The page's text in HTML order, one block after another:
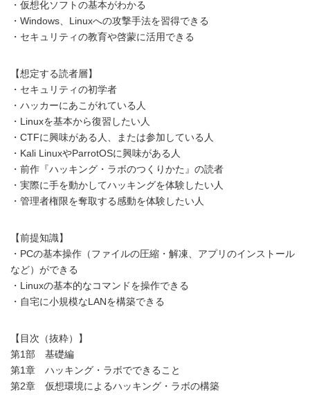
・仮想化ソフトの基本がわかる
・Windows、Linuxへの攻撃手法を習得できる
・セキュリティの教育や啓蒙に活用できる
【想定する読者層】
・セキュリティの初学者
・ハッカーにあこがれている人
・Linuxを基本から復習したい人
・CTFに興味がある人、または参加している人
・Kali LinuxやParrotOSに興味がある人
・前作『ハッキング・ラボのつくりかた』の読者
・実際に手を動かしてハッキングを体験したい人
・管理者権限を奪取する感動を体験したい人
【前提知識】
・PCの基本操作（ファイルの圧縮・解凍、アプリのインストール
など）ができる
・Linuxの基本的なコマンドを操作できる
・自宅に小規模なLANを構築できる
【目次（抜粋）】
第1部 基礎編
第1章 ハッキング・ラボでできること
第2章 仮想環境によるハッキング・ラボの構築